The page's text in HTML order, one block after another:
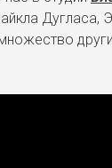
Дугласа,